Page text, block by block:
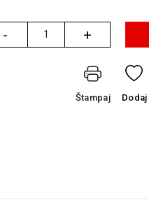
- +
Štampaj Dodaj